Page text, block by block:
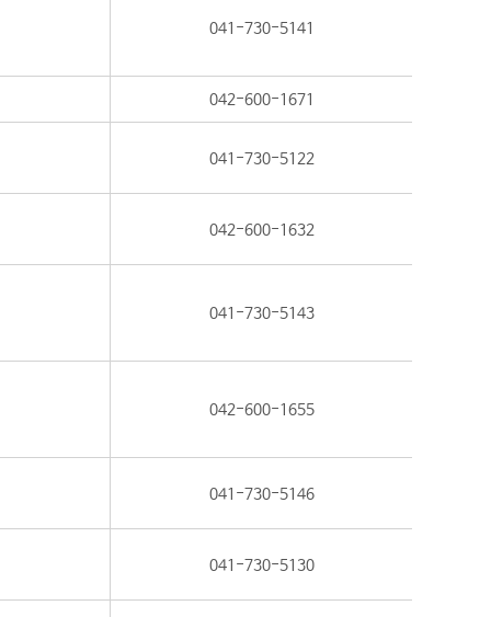
041-730-5141
042-600-1671
041-730-5122
042-600-1632
041-730-5143
042-600-1655
041-730-5146
041-730-5130